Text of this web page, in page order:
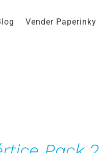
Vender Paperinky